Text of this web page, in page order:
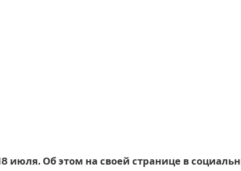
июля. Об этом на своей странице в